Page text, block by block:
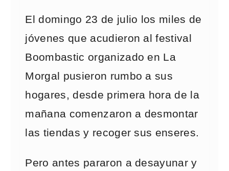
El domingo 23 de julio los miles de
jóvenes que acudieron al festival
Boombastic organizado en La
Morgal pusieron rumbo a sus
hogares, desde primera hora de la
mañana comenzaron a desmontar
las tiendas y recoger sus enseres.
Pero antes pararon a desayunar y